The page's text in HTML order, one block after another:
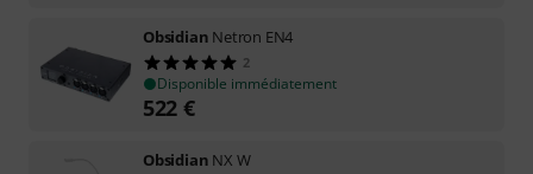
Obsidian Netron EN4
2
Disponible immédiatement
522 €
Obsidian NX W